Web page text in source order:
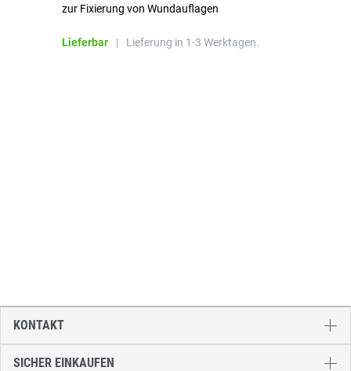
zur Fixierung von Wundauflagen
Lieferbar | Lieferung in 1-3 Werktagen.
SICHER EINKAUFEN
KONTAKT